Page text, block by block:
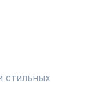
стильных